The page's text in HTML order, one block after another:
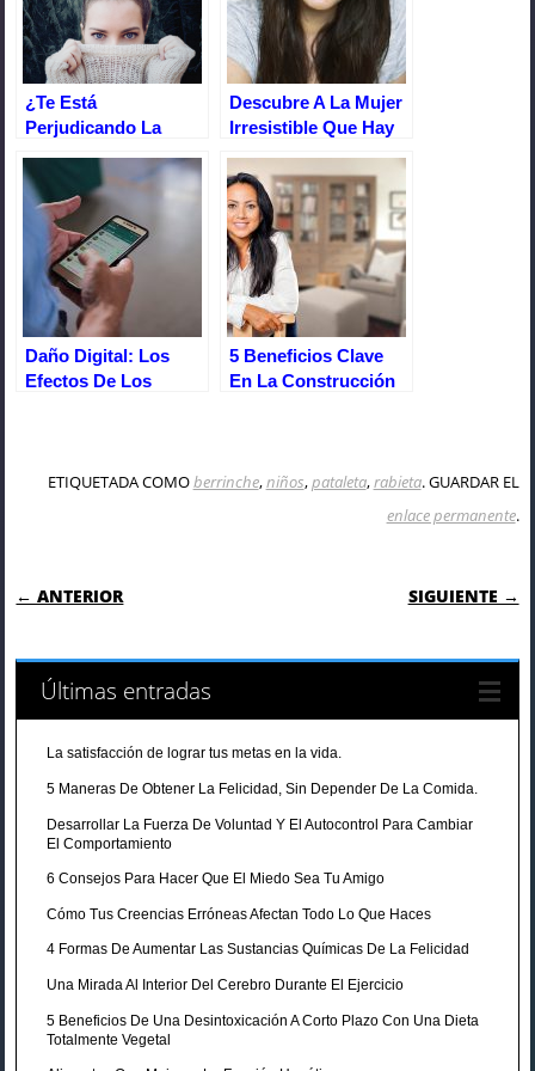
¿Te Está
Perjudicando La
Timidez? Véncela De
Una Vez
Descubre A La Mujer
Irresistible Que Hay
En Ti
Daño Digital: Los
Efectos De Los
Personas
5 Beneficios Clave
En La Construcción
ETIQUETADA COMOberrinche,niños,pataleta,rabieta. GUARDAR EL
enlace permanente.
NAVEGACIÓN DE ENTRADAS
← ANTERIOR SIGUIENTE →
Últimas entradas
La satisfacción de lograr tus metas en la vida.
5 Maneras De Obtener La Felicidad, Sin Depender De La Comida.
Desarrollar La Fuerza De Voluntad Y El Autocontrol Para Cambiar
El Comportamiento
6 Consejos Para Hacer Que El Miedo Sea Tu Amigo
Cómo Tus Creencias Erróneas Afectan Todo Lo Que Haces
4 Formas De Aumentar Las Sustancias Químicas De La Felicidad
Una Mirada Al Interior Del Cerebro Durante El Ejercicio
5 Beneficios De Una Desintoxicación A Corto Plazo Con Una Dieta
Totalmente Vegetal